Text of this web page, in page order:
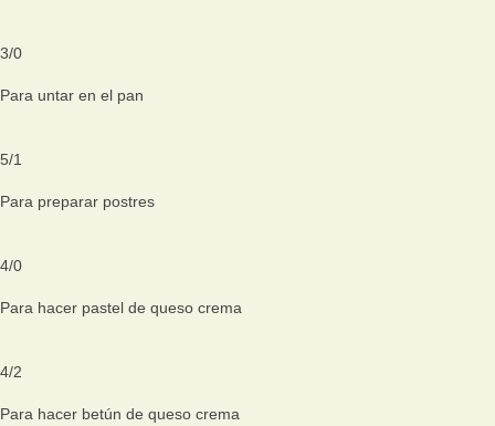
3/0
Para untar en el pan
5/1
Para preparar postres
4/0
Para hacer pastel de queso crema
4/2
Para hacer betún de queso crema